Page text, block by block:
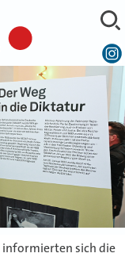
informierten sich die